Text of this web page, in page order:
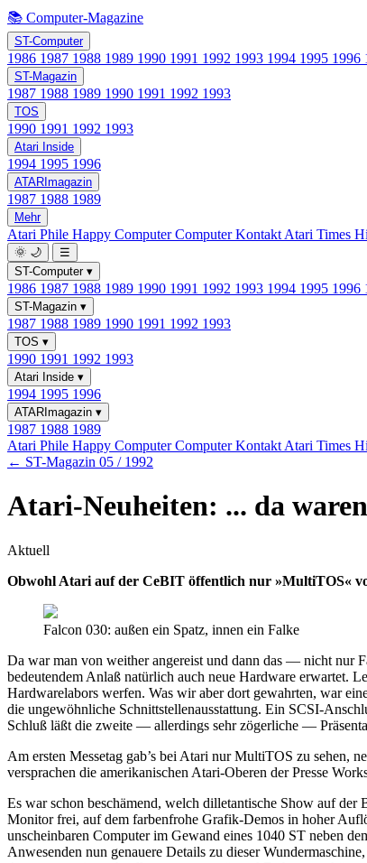
📚 Computer-Magazine
ST-Computer
1986 1987 1988 1989 1990 1991 1992 1993 1994 1995 1996
ST-Magazin
1987 1988 1989 1990 1991 1992 1993
TOS
1990 1991 1992 1993
Atari Inside
1994 1995 1996
ATARImagazin
1987 1988 1989
Mehr
Atari Phile Happy ComputerComputer Kontakt Atari Times
🌞 🌙
☰
ST-Computer ▾
1986 1987 1988 1989 1990 1991 1992 1993 1994 1995 1996
ST-Magazin ▾
1987 1988 1989 1990 1991 1992 1993
TOS ▾
1990 1991 1992 1993
Atari Inside ▾
1994 1995 1996
ATARImagazin ▾
1987 1988 1989
Atari Phile Happy ComputerComputer Kontakt Atari Times
← ST-Magazin 05 / 1992
Atari-Neuheiten: ... da
Aktuell
Obwohl Atari auf der CeBIT öffentlich nur »MultiTOS«
Falcon 030: außen ein Spatz, innen ein Falke
Da war man von weither angereist und dann das — nicht nur
bedeutendem Anlaß natürlich auch neue Hardware erwartet.
Hardwarelabors werfen. Was wir aber dort gewahrten, war
die ungewöhnliche Schnittstellenausstattung. Ein SCSI-
Schluß läßt die zweite — allerdings sehr zögerliche —
Am ersten Messetag gab’s bei Atari nur MultiTOS zu sehen,
versprachen die amerikanischen Atari-Oberen der Presse
Es war schon beschämend, welch dilletantische Show auf
Monitor frei, auf dem farbenfrohe Grafik-Demos in hoher
unscheinbaren Computer im Gewand eines 1040 ST neben
Anwesenden nun genauere Details zu dieser